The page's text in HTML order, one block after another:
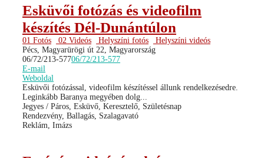
Esküvői fotózás és videofilm
készítés Dél-Dunántúlon
01 Fotós 02 Videós Helyszíni fotós
Helyszíni videós
Pécs, Magyarürögi út 22, Magyarország
06/72/213-57706/72/213-577
E-mail
Weboldal
Esküvői fotózással, videofilm készítéssel állunk rendelkezésedre.
Leginkább Baranya megyében dolg...
Jegyes / Páros, Esküvő, Keresztelő, Születésnap
Rendezvény, Ballagás, Szalagavató
Reklám, Imázs